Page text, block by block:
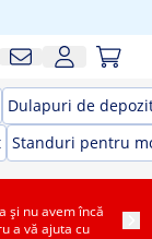
Dulapuri de
Standuri pentru
și nu avem încă
a vă ajuta cu